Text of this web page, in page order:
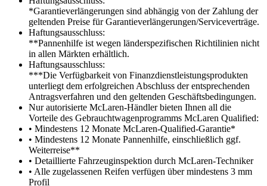
*Garantieverlängerungen sind abhängig von der Zahlung der
geltenden Preise für Garantieverlängerungen/Serviceverträge.
Haftungsausschluss:
**Pannenhilfe ist wegen länderspezifischen Richtilinien nicht
in allen Märkten erhältlich.
Haftungsausschluss:
***Die Verfügbarkeit von Finanzdienstleistungsprodukten
unterliegt dem erfolgreichen Abschluss der entsprechenden
Antragsverfahren und den geltenden Geschäftsbedingungen.
Nur autorisierte McLaren-Händler bieten Ihnen all die
Vorteile des Gebrauchtwagenprogramms McLaren Qualified:
• Mindestens 12 Monate McLaren-Qualified-Garantie*
• Mindestens 12 Monate Pannenhilfe, einschließlich ggf.
Weiterreise**
• Detaillierte Fahrzeuginspektion durch McLaren-Techniker
• Alle zugelassenen Reifen verfügen über mindestens 3 mm
Profil